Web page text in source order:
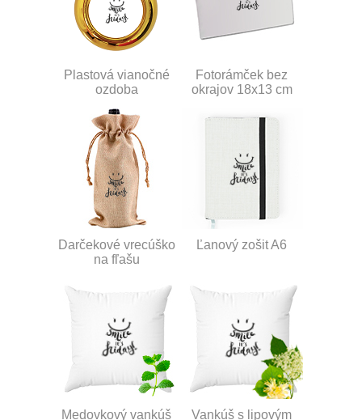
Plastová vianočné
ozdoba
Fotorámček bez
okrajov 18x13 cm
Darčekové vrecúško
na fľašu
Ľanový zošit A6
Medovkový vankúš
Vankúš s lipovým